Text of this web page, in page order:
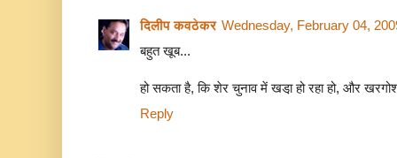
दिलीप कवठेकर Wednesday, February 04,
बहुत खूब...
हो सकता है, कि शेर चुनाव में खडा़ हो रहा हो, और
Reply